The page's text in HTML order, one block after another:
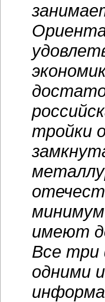
тройки
минимум
имеют
Все три
одними